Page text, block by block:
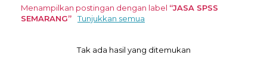
Menampilkan postingan dengan label
JASA SPSS
SEMARANG
Tunjukkan semua
Tak ada hasil yang ditemukan